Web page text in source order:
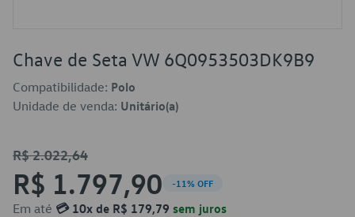
Chave de Seta VW 6Q0953503DK9B9
Compatibilidade: Polo
Unidade de venda: Unitário(a)
R$ 2.022,64
R$ 1.797,90 -11% OFF
Em até 💳 10x de R$ 179,79 sem juros